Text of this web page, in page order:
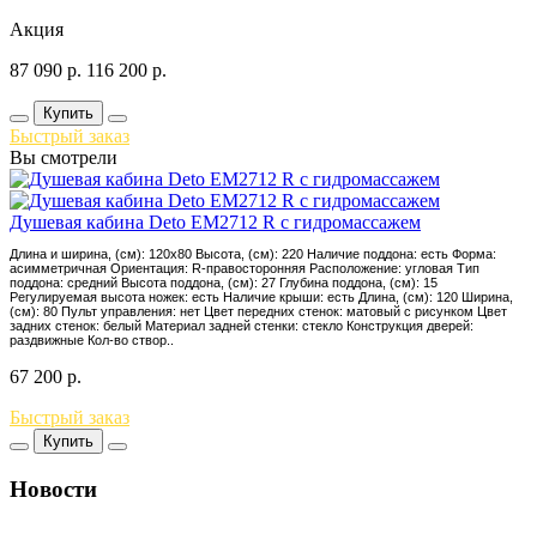
Акция
87 090 р. 116 200 р.
Купить
Быстрый заказ
Вы смотрели
Душевая кабина Deto EM2712 R с гидромассажем
Длина и ширина, (см): 120x80 Высота, (см): 220 Наличие поддона: есть Форма:
асимметричная Ориентация: R-правосторонняя Расположение: угловая Тип
поддона: средний Высота поддона, (см): 27 Глубина поддона, (см): 15
Регулируемая высота ножек: есть Наличие крыши: есть Длина, (см): 120 Ширина,
(см): 80 Пульт управления: нет Цвет передних стенок: матовый с рисунком Цвет
задних стенок: белый Материал задней стенки: стекло Конструкция дверей:
раздвижные Кол-во створ..
67 200 р.
Быстрый заказ
Купить
Новости